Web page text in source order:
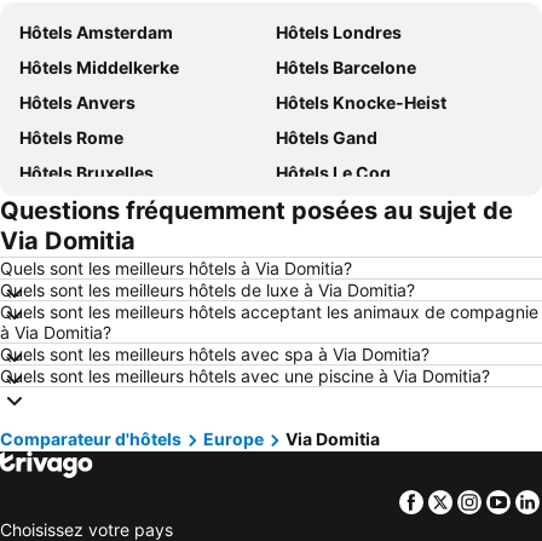
Hôtels Amsterdam
Hôtels Londres
Hôtels Middelkerke
Hôtels Barcelone
Hôtels Anvers
Hôtels Knocke-Heist
Hôtels Rome
Hôtels Gand
Hôtels Bruxelles
Hôtels Le Coq
Hôtels Rotterdam
Hôtels Hasselt
Hôtels Le Touquet-Paris-Plage
Hôtels Dunkerque
Hôtels Málaga
Hôtels Maastricht
Hôtels La Haye
Hôtels Boulogne-sur-Mer
Hôtels Majorque
Hôtels Espagne
Hôtels Ténérife
Hôtels Normandie
Hôtels Italie
Hôtels Lac de Garde
Hôtels Crète
Questions fréquemment posées au sujet de
Via Domitia
Quels sont les meilleurs hôtels à Via Domitia?
Quels sont les meilleurs hôtels de luxe à Via Domitia?
Quels sont les meilleurs hôtels acceptant les animaux de compagnie
à Via Domitia?
Quels sont les meilleurs hôtels avec spa à Via Domitia?
Quels sont les meilleurs hôtels avec une piscine à Via Domitia?
Comparateur d'hôtels Europe Via Domitia
Facebook
Twitter
Choisissez votre pays